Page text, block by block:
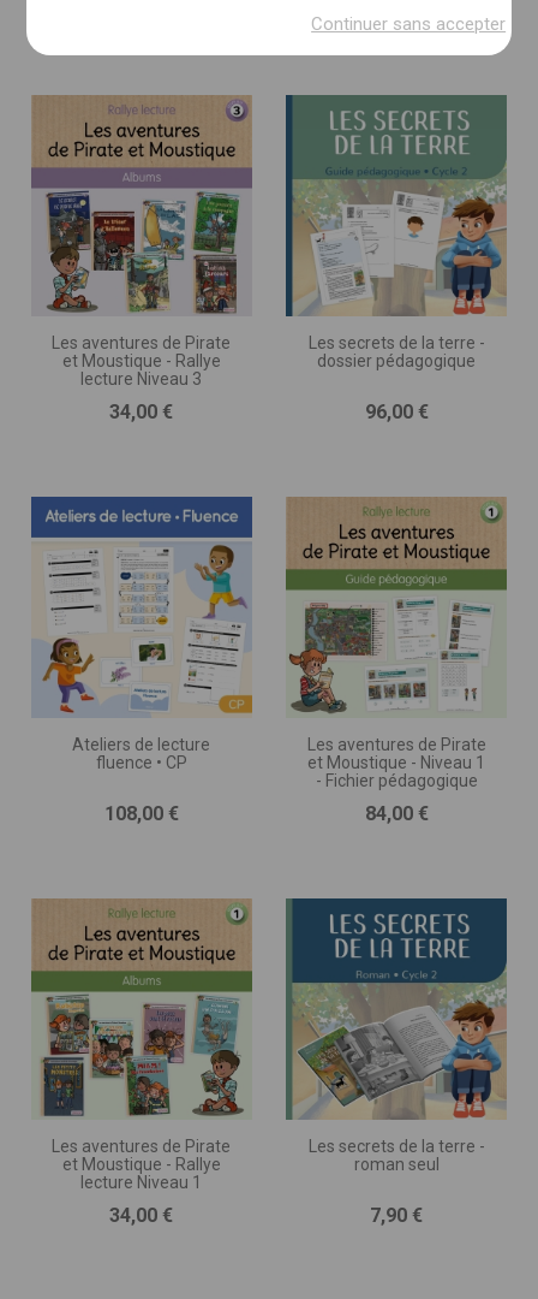
Les aventures de Pirate
et Moustique - Rallye
lecture Niveau 3
Prix
34,00 €
Les secrets de la terre -
dossier pédagogique
Prix
96,00 €
Ateliers de lecture
fluence • CP
Prix
108,00 €
Les aventures de Pirate
et Moustique - Niveau 1
- Fichier pédagogique
Prix
84,00 €
Les aventures de Pirate
et Moustique - Rallye
lecture Niveau 1
Prix
34,00 €
Les secrets de la terre -
roman seul
Prix
7,90 €
Continuer sans accepter
DESCRIPTION DU PROJET * :
(nombre de pages, séances, jeux ou exercices, nombre
d’illustrations, matériel d’accompagnement,
programmation, etc.)